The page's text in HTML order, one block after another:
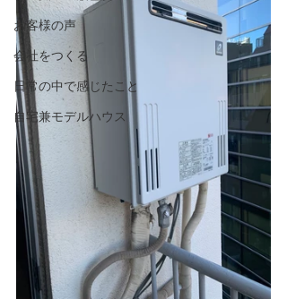
お客様の声
会社をつくる
日常の中で感じたこと
自宅兼モデルハウス